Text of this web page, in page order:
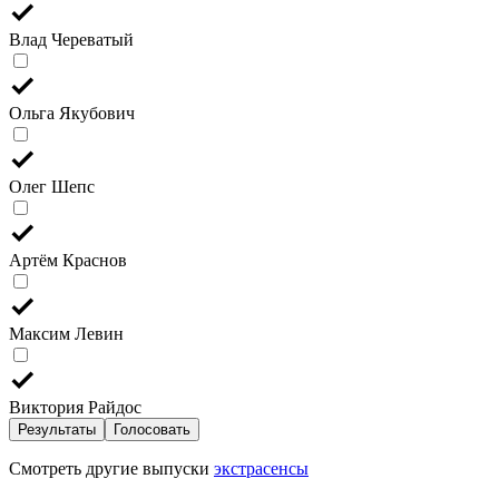
Влад Череватый
Ольга Якубович
Олег Шепс
Артём Краснов
Максим Левин
Виктория Райдос
Результаты Голосовать
Смотреть другие выпуски экстрасенсы